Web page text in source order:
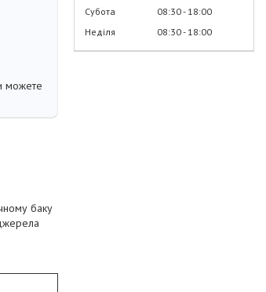
можете
баку
Субота
08:30 18:00
Неділя
08:30 18:00